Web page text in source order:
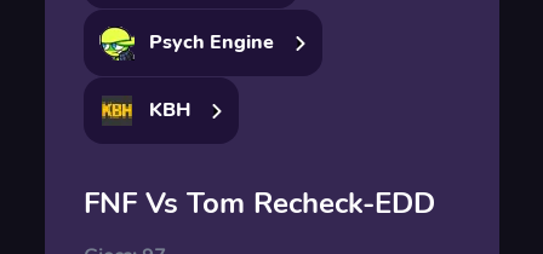
Psych Engine
KBH
FNF Vs Tom Recheck-EDD